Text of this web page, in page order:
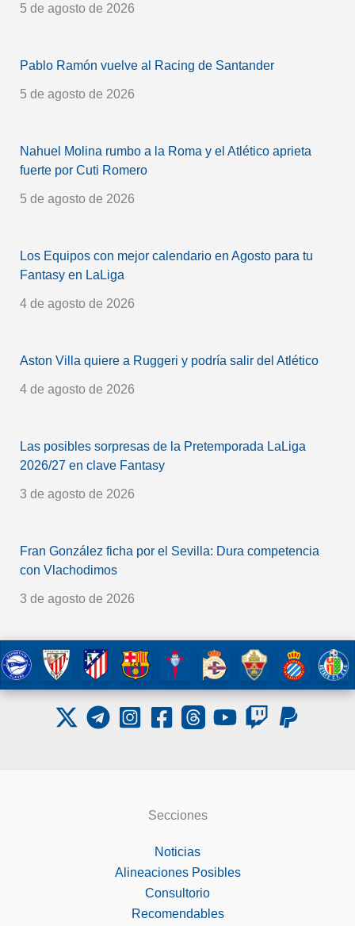
5 de agosto de 2026
Pablo Ramón vuelve al Racing de Santander
5 de agosto de 2026
Nahuel Molina rumbo a la Roma y el Atlético aprieta
fuerte por Cuti Romero
5 de agosto de 2026
Los Equipos con mejor calendario en Agosto para tu
Fantasy en LaLiga
4 de agosto de 2026
Aston Villa quiere a Ruggeri y podría salir del Atlético
4 de agosto de 2026
Las posibles sorpresas de la Pretemporada LaLiga
2026/27 en clave Fantasy
3 de agosto de 2026
Fran González ficha por el Sevilla: Dura competencia
con Vlachodimos
3 de agosto de 2026
Secciones
Noticias
Alineaciones Posibles
Consultorio
Recomendables